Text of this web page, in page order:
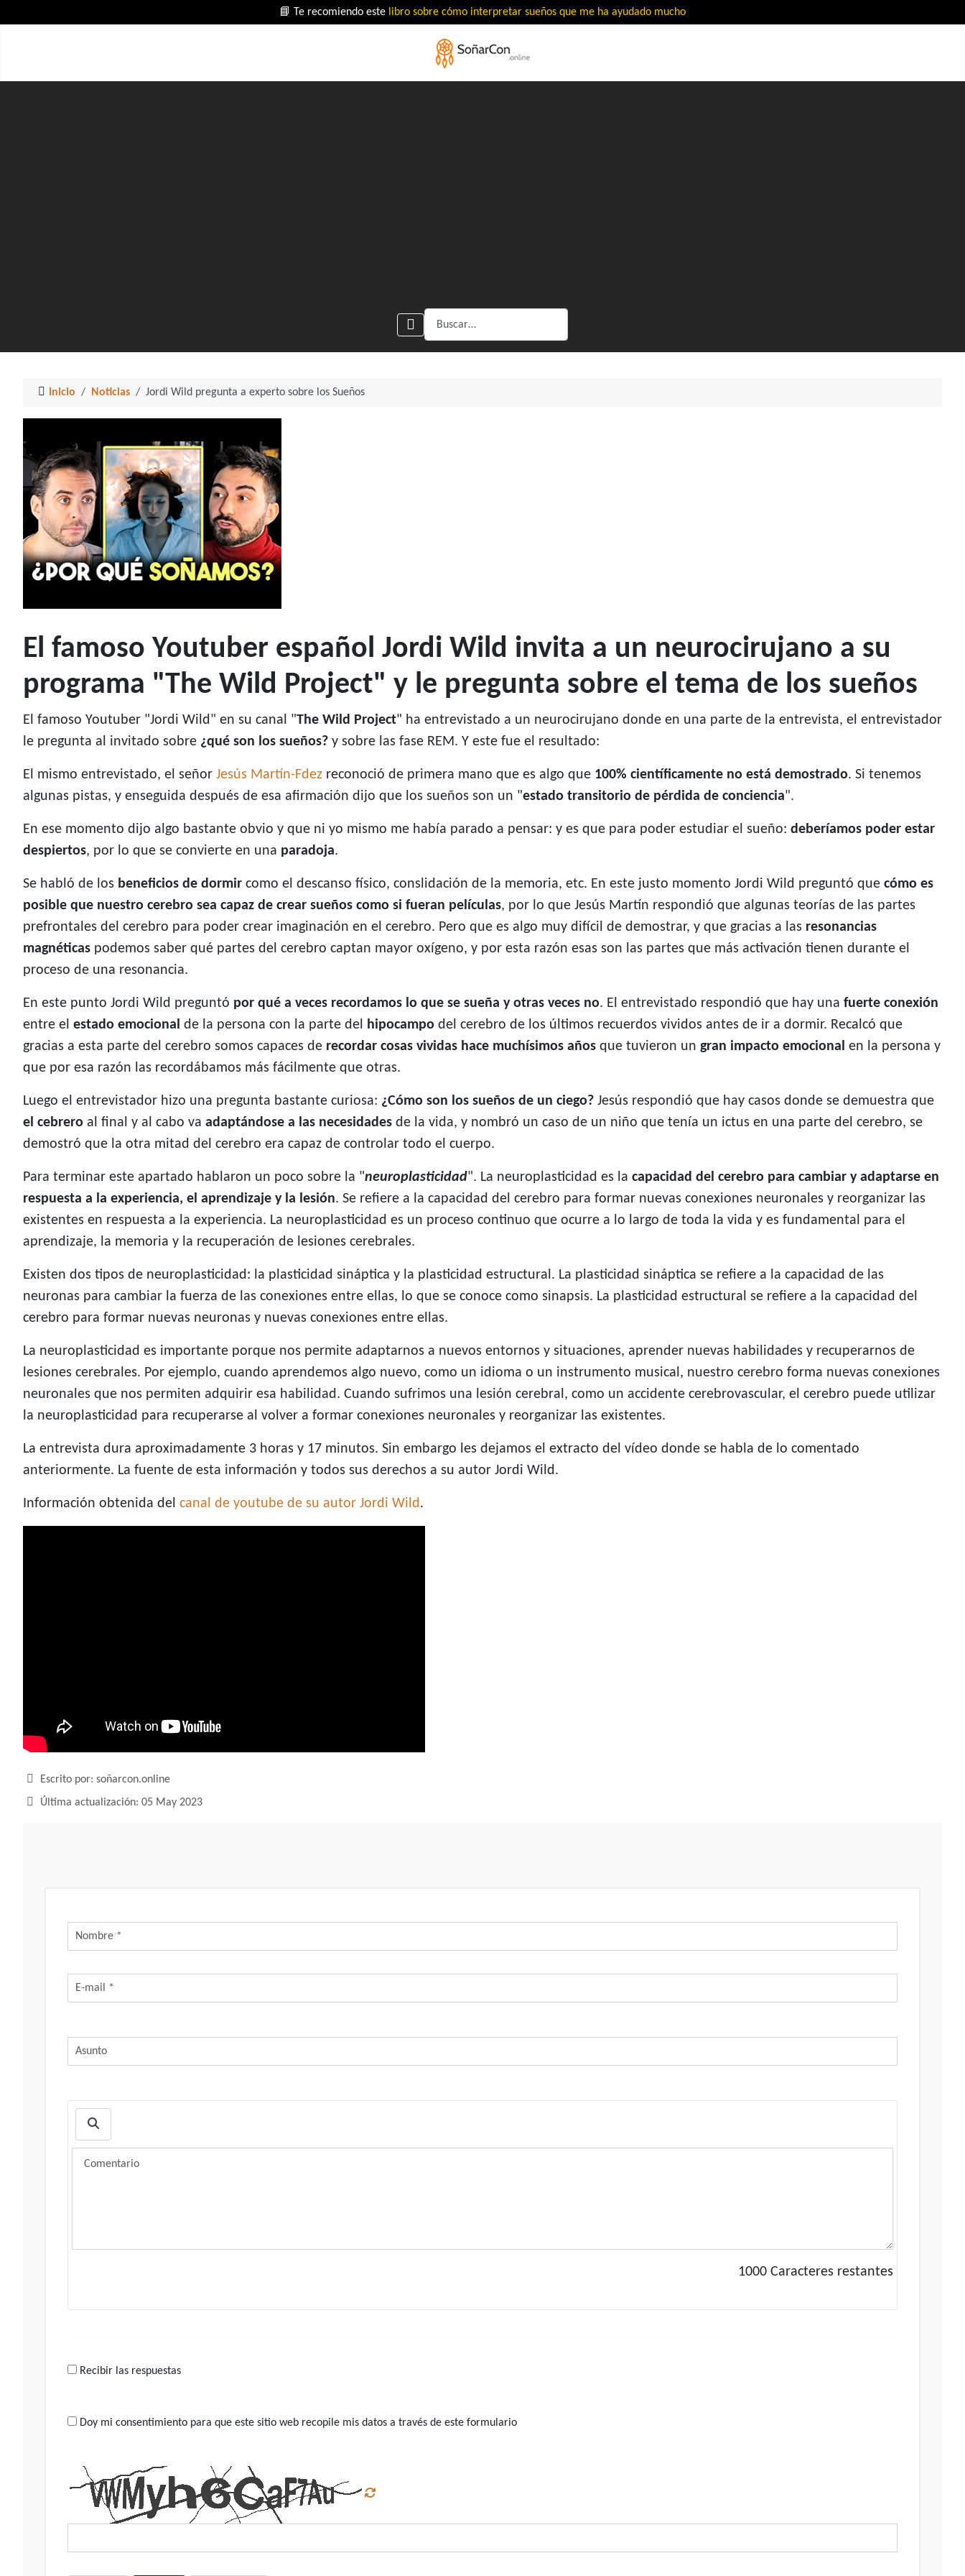
📘 Te recomiendo este libro sobre cómo interpretar sueños que me ha ayudado mucho
Buscar
Inicio Noticias Jordi Wild pregunta a experto sobre los Sueños
El famoso Youtuber español Jordi Wild invita a un neurocirujano a su
programa "The Wild Project" y le pregunta sobre el tema de los sueños
El famoso Youtuber "Jordi Wild" en su canal "The Wild Project" ha entrevistado a un neurocirujano donde en una parte de la entrevista, el entrevistador
le pregunta al invitado sobre ¿qué son los sueños? y sobre las fase REM. Y este fue el resultado:
El mismo entrevistado, el señor Jesús Martín-Fdez reconoció de primera mano que es algo que 100% científicamente no está demostrado. Si tenemos
algunas pistas, y enseguida después de esa afirmación dijo que los sueños son un "estado transitorio de pérdida de conciencia".
En ese momento dijo algo bastante obvio y que ni yo mismo me había parado a pensar: y es que para poder estudiar el sueño: deberíamos poder estar
despiertos, por lo que se convierte en una paradoja.
Se habló de los beneficios de dormir como el descanso físico, conslidación de la memoria, etc. En este justo momento Jordi Wild preguntó que cómo es
posible que nuestro cerebro sea capaz de crear sueños como si fueran películas, por lo que Jesús Martín respondió que algunas teorías de las partes
prefrontales del cerebro para poder crear imaginación en el cerebro. Pero que es algo muy difícil de demostrar, y que gracias a las resonancias
magnéticas podemos saber qué partes del cerebro captan mayor oxígeno, y por esta razón esas son las partes que más activación tienen durante el
proceso de una resonancia.
En este punto Jordi Wild preguntó por qué a veces recordamos lo que se sueña y otras veces no. El entrevistado respondió que hay una fuerte conexión
entre el estado emocional de la persona con la parte del hipocampo del cerebro de los últimos recuerdos vividos antes de ir a dormir. Recalcó que
gracias a esta parte del cerebro somos capaces de recordar cosas vividas hace muchísimos años que tuvieron un gran impacto emocional en la persona y
que por esa razón las recordábamos más fácilmente que otras.
Luego el entrevistador hizo una pregunta bastante curiosa: ¿Cómo son los sueños de un ciego? Jesús respondió que hay casos donde se demuestra que
el cebrero al final y al cabo va adaptándose a las necesidades de la vida, y nombró un caso de un niño que tenía un ictus en una parte del cerebro, se
demostró que la otra mitad del cerebro era capaz de controlar todo el cuerpo.
Para terminar este apartado hablaron un poco sobre la "neuroplasticidad". La neuroplasticidad es la capacidad del cerebro para cambiar y adaptarse en
respuesta a la experiencia, el aprendizaje y la lesión. Se refiere a la capacidad del cerebro para formar nuevas conexiones neuronales y reorganizar las
existentes en respuesta a la experiencia. La neuroplasticidad es un proceso continuo que ocurre a lo largo de toda la vida y es fundamental para el
aprendizaje, la memoria y la recuperación de lesiones cerebrales.
Existen dos tipos de neuroplasticidad: la plasticidad sináptica y la plasticidad estructural. La plasticidad sináptica se refiere a la capacidad de las
neuronas para cambiar la fuerza de las conexiones entre ellas, lo que se conoce como sinapsis. La plasticidad estructural se refiere a la capacidad del
cerebro para formar nuevas neuronas y nuevas conexiones entre ellas.
La neuroplasticidad es importante porque nos permite adaptarnos a nuevos entornos y situaciones, aprender nuevas habilidades y recuperarnos de
lesiones cerebrales. Por ejemplo, cuando aprendemos algo nuevo, como un idioma o un instrumento musical, nuestro cerebro forma nuevas conexiones
neuronales que nos permiten adquirir esa habilidad. Cuando sufrimos una lesión cerebral, como un accidente cerebrovascular, el cerebro puede utilizar
la neuroplasticidad para recuperarse al volver a formar conexiones neuronales y reorganizar las existentes.
La entrevista dura aproximadamente 3 horas y 17 minutos. Sin embargo les dejamos el extracto del vídeo donde se habla de lo comentado
anteriormente. La fuente de esta información y todos sus derechos a su autor Jordi Wild.
Información obtenida del canal de youtube de su autor Jordi Wild.
Detalles
Escrito por: soñarcon.online
Última actualización: 05 May 2023
1000 Caracteres restantes
Recibir las respuestas
Doy mi consentimiento para que este sitio web recopile mis datos a través de este formulario